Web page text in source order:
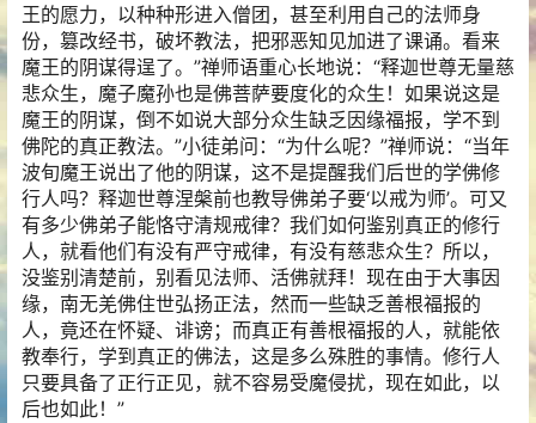
王的愿力，以种种形进入僧团，甚至利用自己的法师身
份，篡改经书，破坏教法，把邪恶知见加进了课诵。看来
魔王的阴谋得逞了。”禅师语重心长地说：“释迦世尊无量慈
悲众生，魔子魔孙也是佛菩萨要度化的众生！如果说这是
魔王的阴谋，倒不如说大部分众生缺乏因缘福报，学不到
佛陀的真正教法。”小徒弟问：“为什么呢？”禅师说：“当年
波旬魔王说出了他的阴谋，这不是提醒我们后世的学佛修
行人吗？释迦世尊涅槃前也教导佛弟子要‘以戒为师’。可又
有多少佛弟子能恪守清规戒律？我们如何鉴别真正的修行
人，就看他们有没有严守戒律，有没有慈悲众生？所以，
没鉴别清楚前，别看见法师、活佛就拜！现在由于大事因
缘，南无羌佛住世弘扬正法，然而一些缺乏善根福报的
人，竟还在怀疑、诽谤；而真正有善根福报的人，就能依
教奉行，学到真正的佛法，这是多么殊胜的事情。修行人
只要具备了正行正见，就不容易受魔侵扰，现在如此，以
后也如此！”